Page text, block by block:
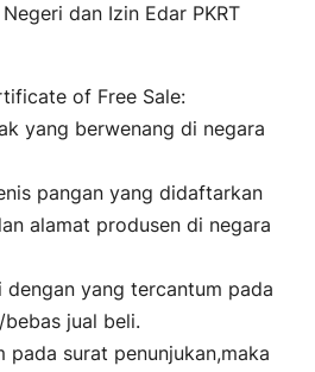
dan Izin Edar PKRT
of Free Sale:
yang berwenang di negara
pangan yang didaftarkan
alamat produsen di negara
dengan yang tercantum pada
jual beli.
surat penunjukan,maka